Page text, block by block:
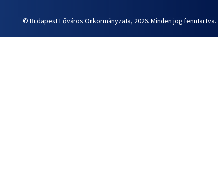
© Budapest Főváros Önkormányzata, 2026. Minden jog fenntartva.